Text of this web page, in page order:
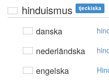
hinduismus tjeckiska
danska
nederländska
engelska